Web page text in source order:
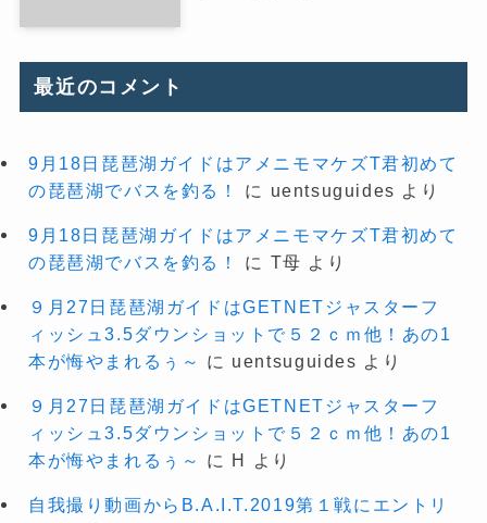
最近のコメント
9月18日琵琶湖ガイドはアメニモマケズT君初めて
の琵琶湖でバスを釣る！
に uentsuguides より
9月18日琵琶湖ガイドはアメニモマケズT君初めて
の琵琶湖でバスを釣る！
に T母 より
９月27日琵琶湖ガイドはGETNETジャスターフ
ィッシュ3.5ダウンショットで５２ｃｍ他！あの1
本が悔やまれるぅ～
に uentsuguides より
９月27日琵琶湖ガイドはGETNETジャスターフ
ィッシュ3.5ダウンショットで５２ｃｍ他！あの1
本が悔やまれるぅ～
に H より
自我撮り動画からB.A.I.T.2019第１戦にエントリ